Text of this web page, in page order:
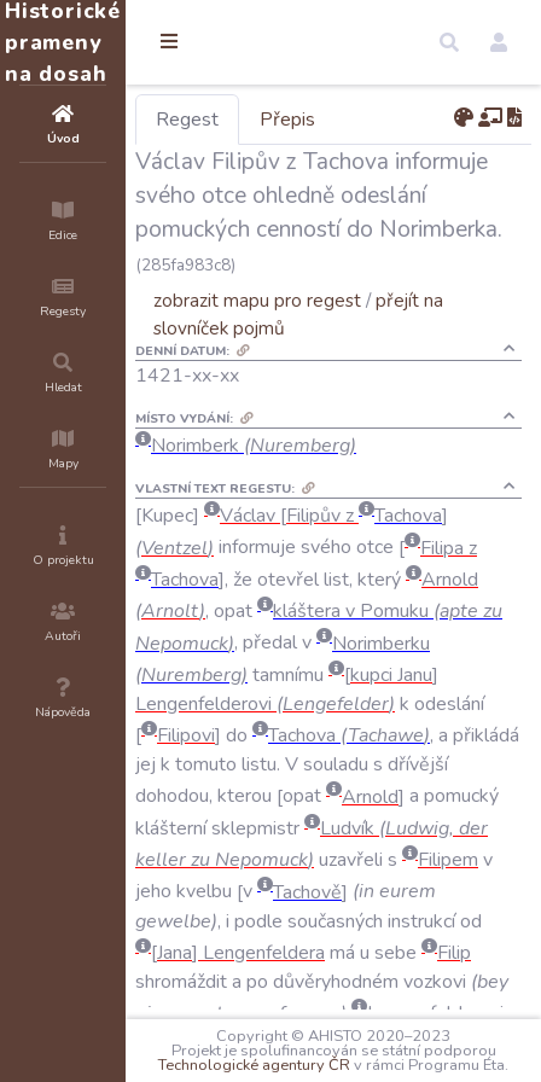
Historické
prameny
na dosah
Úvod
Edice
Regesty
Hledat
Mapy
O projektu
Autoři
Nápověda
Regest Přepis
Václav Filipův z Tachova informuje
svého otce ohledně odeslání
pomuckých cenností do Norimberka.
(285fa983c8)
zobrazit mapu pro regest/přejít na
slovníček pojmů
DENNÍ DATUM:
1421-xx-xx
MÍSTO VYDÁNÍ:
Norimberk (Nuremberg)
VLASTNÍ TEXT REGESTU:
Kupec Václav Filipův z
Tachova
(Ventzel) informuje svého otce Filipa z
Tachova , že otevřellist, který
Arnold
(Arnolt), opat kláštera v Pomuku (apte zu
Nepomuck), předalv
Norimberku
(Nuremberg) tamnímu kupci Janu
Lengenfelderovi (Lengefelder) k odeslání
Filipovi do Tachova (Tachawe), a přikládá
jej k tomuto listu. Vsouladu s dřívější
dohodou, kterou opat Arnold a pomucký
klášternísklepmistr Ludvík (Ludwig, der
kellerzu Nepomuck) uzavřeli s Filipem v
jeho kvelbu v Tachově (in eurem
gewelbe), i podle současných instrukcíod
Jana Lengenfeldera má u sebe
Filip
shromáždita po důvěryhodném vozkovi (bey
einemgetreuenfurman)
Lengenfelderovi
Norimberkaodeslat pečlivězabalené
woleingeslagen) cenné předměty,které
Copyright © AHISTO 2020–2023
Projekt je spolufinancován se státní podporou
Technologické agentury ČR v rámci Programu Éta.